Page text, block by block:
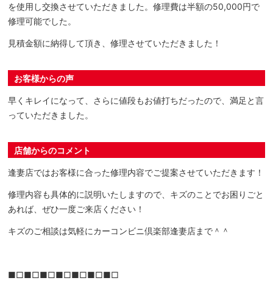
を使用し交換させていただきました。修理費は半額の50,000円で
修理可能でした。
見積金額に納得して頂き、修理させていただきました！
お客様からの声
早くキレイになって、さらに値段もお値打ちだったので、満足と言
っていただきました。
店舗からのコメント
逢妻店ではお客様に合った修理内容でご提案させていただきます！
修理内容も具体的に説明いたしますので、キズのことでお困りごと
あれば、ぜひ一度ご来店ください！
キズのご相談は気軽にカーコンビニ倶楽部逢妻店まで＾＾
■□■□■□■□■□■□■□